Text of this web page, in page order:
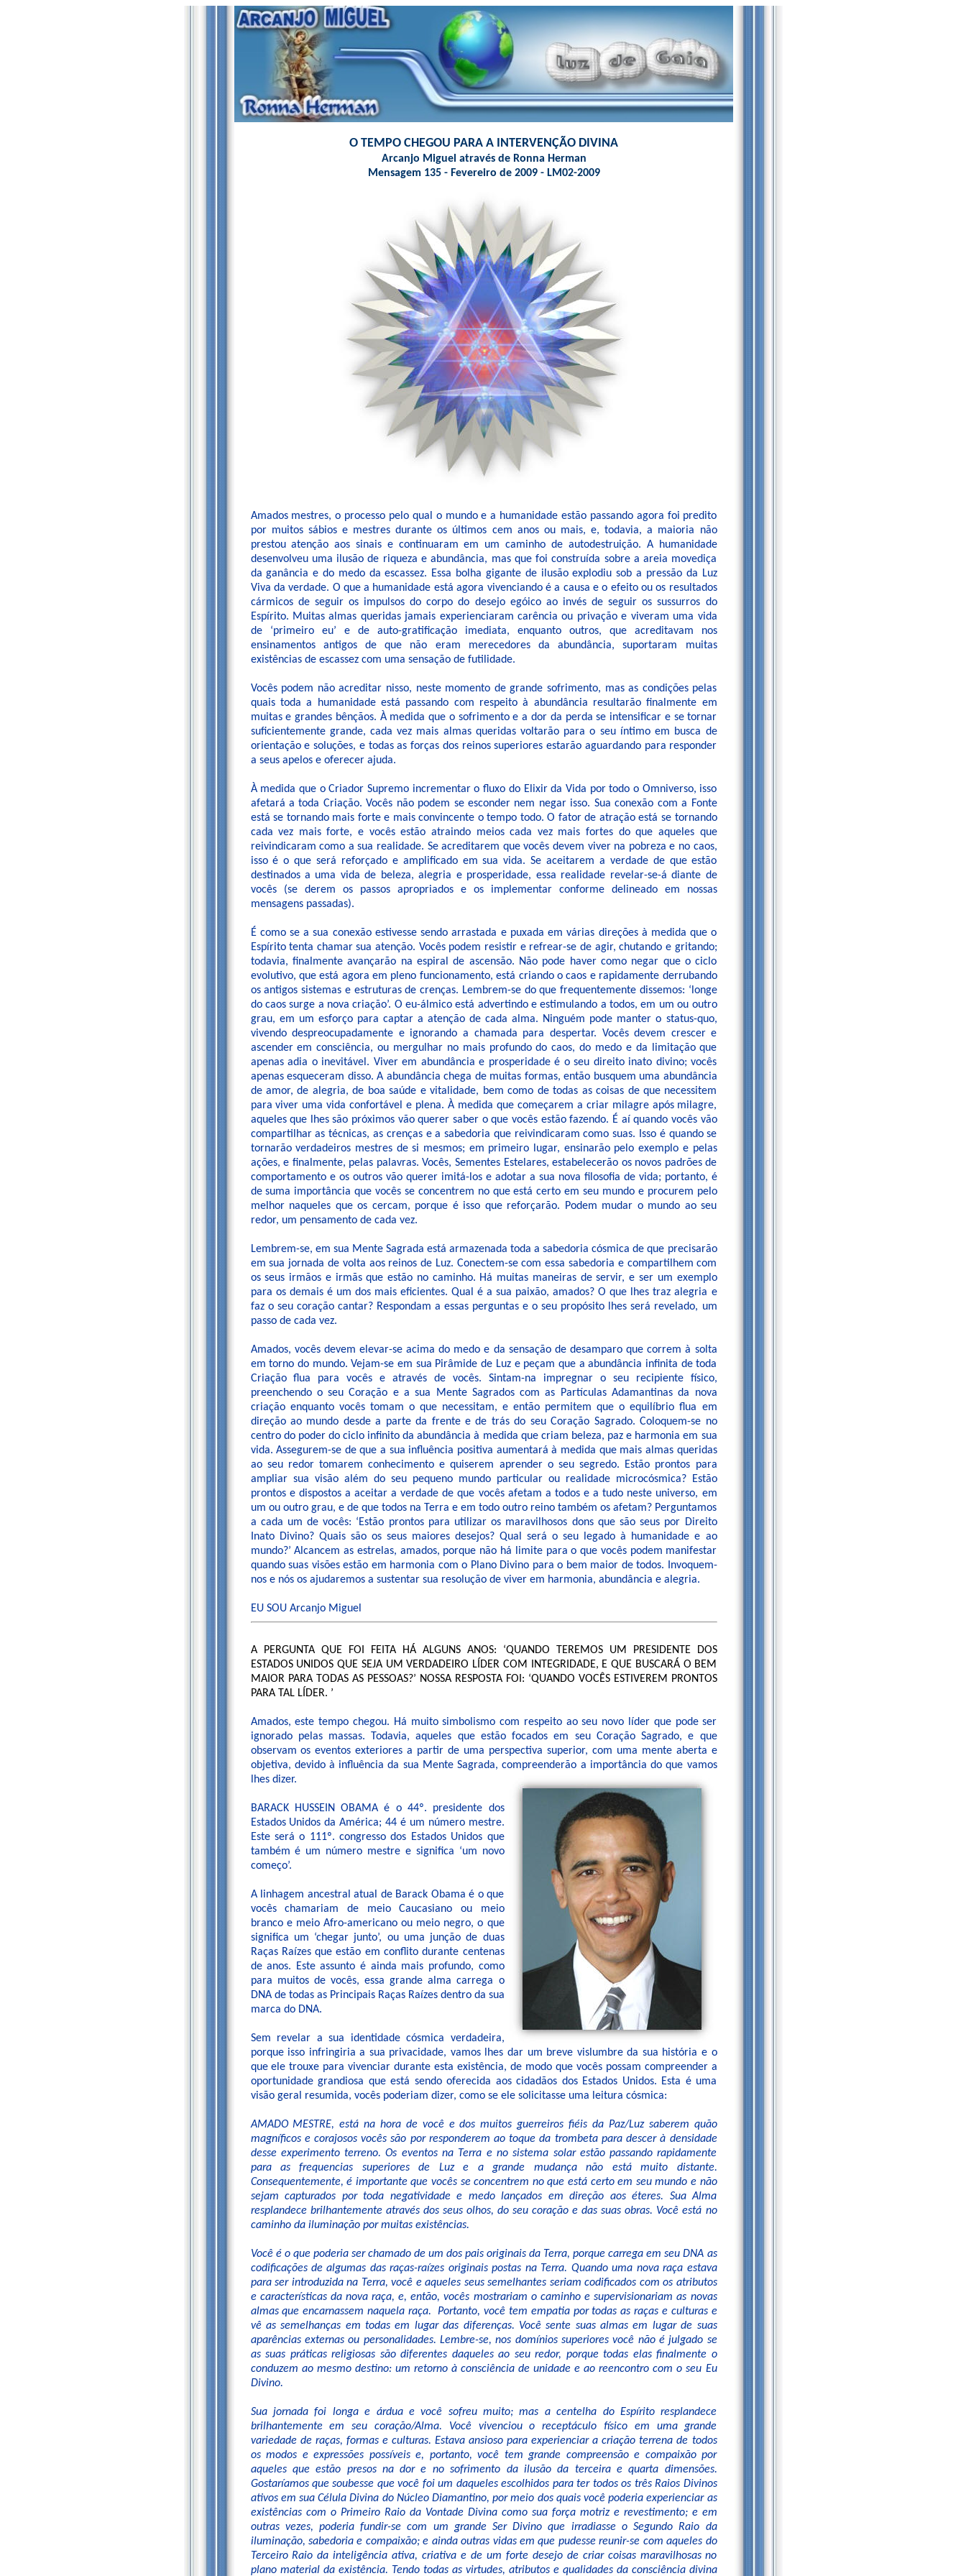
O TEMPO CHEGOU PARA A INTERVENÇÃO DIVINA
Arcanjo Miguel através de Ronna Herman
Mensagem 135 - Fevereiro de 2009 - LM02-2009
Amados mestres, o processo pelo qual o mundo e a humanidade estão passando agora foi predito
por muitos sábios e mestres durante os últimos cem anos ou mais, e, todavia, a maioria não
prestou atenção aos sinais e continuaram em um caminho de autodestruição. A humanidade
desenvolveu uma ilusão de riqueza e abundância, mas que foi construída sobre a areia movediça
da ganância e do medo da escassez. Essa bolha gigante de ilusão explodiu sob a pressão da Luz
Viva da verdade. O que a humanidade está agora vivenciando é a causa e o efeito ou os resultados
cármicos de seguir os impulsos do corpo do desejo egóico ao invés de seguir os sussurros do
Espírito. Muitas almas queridas jamais experienciaram carência ou privação e viveram uma vida
de ‘primeiro eu’ e de auto-gratificação imediata, enquanto outros, que acreditavam nos
ensinamentos antigos de que não eram merecedores da abundância, suportaram muitas
existências de escassez com uma sensação de futilidade.
Vocês podem não acreditar nisso, neste momento de grande sofrimento, mas as condições pelas
quais toda a humanidade está passando com respeito à abundância resultarão finalmente em
muitas e grandes bênçãos. À medida que o sofrimento e a dor da perda se intensificar e se tornar
suficientemente grande, cada vez mais almas queridas voltarão para o seu íntimo em busca de
orientação e soluções, e todas as forças dos reinos superiores estarão aguardando para responder
a seus apelos e oferecer ajuda.
À medida que o Criador Supremo incrementar o fluxo do Elixir da Vida por todo o Omniverso, isso
afetará a toda Criação. Vocês não podem se esconder nem negar isso. Sua conexão com a Fonte
está se tornando mais forte e mais convincente o tempo todo. O fator de atração está se tornando
cada vez mais forte, e vocês estão atraindo meios cada vez mais fortes do que aqueles que
reivindicaram como a sua realidade. Se acreditarem que vocês devem viver na pobreza e no caos,
isso é o que será reforçado e amplificado em sua vida. Se aceitarem a verdade de que estão
destinados a uma vida de beleza, alegria e prosperidade, essa realidade revelar-se-á diante de
vocês (se derem os passos apropriados e os implementar conforme delineado em nossas
mensagens passadas).
É como se a sua conexão estivesse sendo arrastada e puxada em várias direções à medida que o
Espírito tenta chamar sua atenção. Vocês podem resistir e refrear-se de agir, chutando e gritando;
todavia, finalmente avançarão na espiral de ascensão. Não pode haver como negar que o ciclo
evolutivo, que está agora em pleno funcionamento, está criando o caos e rapidamente derrubando
os antigos sistemas e estruturas de crenças. Lembrem-se do que frequentemente dissemos: ‘longe
do caos surge a nova criação’. O eu-álmico está advertindo e estimulando a todos, em um ou outro
grau, em um esforço para captar a atenção de cada alma. Ninguém pode manter o status-quo,
vivendo despreocupadamente e ignorando a chamada para despertar. Vocês devem crescer e
ascender em consciência, ou mergulhar no mais profundo do caos, do medo e da limitação que
apenas adia o inevitável. Viver em abundância e prosperidade é o seu direito inato divino; vocês
apenas esqueceram disso. A abundância chega de muitas formas, então busquem uma abundância
de amor, de alegria, de boa saúde e vitalidade, bem como de todas as coisas de que necessitem
para viver uma vida confortável e plena. À medida que começarem a criar milagre após milagre,
aqueles que lhes são próximos vão querer saber o que vocês estão fazendo. É aí quando vocês vão
compartilhar as técnicas, as crenças e a sabedoria que reivindicaram como suas. Isso é quando se
tornarão verdadeiros mestres de si mesmos; em primeiro lugar, ensinarão pelo exemplo e pelas
ações, e finalmente, pelas palavras. Vocês, Sementes Estelares, estabelecerão os novos padrões de
comportamento e os outros vão querer imitá-los e adotar a sua nova filosofia de vida; portanto, é
de suma importância que vocês se concentrem no que está certo em seu mundo e procurem pelo
melhor naqueles que os cercam, porque é isso que reforçarão. Podem mudar o mundo ao seu
redor, um pensamento de cada vez.
Lembrem-se, em sua Mente Sagrada está armazenada toda a sabedoria cósmica de que precisarão
em sua jornada de volta aos reinos de Luz. Conectem-se com essa sabedoria e compartilhem com
os seus irmãos e irmãs que estão no caminho. Há muitas maneiras de servir, e ser um exemplo
para os demais é um dos mais eficientes. Qual é a sua paixão, amados? O que lhes traz alegria e
faz o seu coração cantar? Respondam a essas perguntas e o seu propósito lhes será revelado, um
passo de cada vez.
Amados, vocês devem elevar-se acima do medo e da sensação de desamparo que correm à solta
em torno do mundo. Vejam-se em sua Pirâmide de Luz e peçam que a abundância infinita de toda
Criação flua para vocês e através de vocês. Sintam-na impregnar o seu recipiente físico,
preenchendo o seu Coração e a sua Mente Sagrados com as Partículas Adamantinas da nova
criação enquanto vocês tomam o que necessitam, e então permitem que o equilíbrio flua em
direção ao mundo desde a parte da frente e de trás do seu Coração Sagrado. Coloquem-se no
centro do poder do ciclo infinito da abundância à medida que criam beleza, paz e harmonia em sua
vida. Assegurem-se de que a sua influência positiva aumentará à medida que mais almas queridas
ao seu redor tomarem conhecimento e quiserem aprender o seu segredo. Estão prontos para
ampliar sua visão além do seu pequeno mundo particular ou realidade microcósmica? Estão
prontos e dispostos a aceitar a verdade de que vocês afetam a todos e a tudo neste universo, em
um ou outro grau, e de que todos na Terra e em todo outro reino também os afetam? Perguntamos
a cada um de vocês: ‘Estão prontos para utilizar os maravilhosos dons que são seus por Direito
Inato Divino? Quais são os seus maiores desejos? Qual será o seu legado à humanidade e ao
mundo?’ Alcancem as estrelas, amados, porque não há limite para o que vocês podem manifestar
quando suas visões estão em harmonia com o Plano Divino para o bem maior de todos. Invoquem-
nos e nós os ajudaremos a sustentar sua resolução de viver em harmonia, abundância e alegria.
EU SOU Arcanjo Miguel
A PERGUNTA QUE FOI FEITA HÁ ALGUNS ANOS: ‘QUANDO TEREMOS UM PRESIDENTE DOS
ESTADOS UNIDOS QUE SEJA UM VERDADEIRO LÍDER COM INTEGRIDADE, E QUE BUSCARÁ O BEM
MAIOR PARA TODAS AS PESSOAS?’ NOSSA RESPOSTA FOI: ‘QUANDO VOCÊS ESTIVEREM PRONTOS
PARA TAL LÍDER. ’
Amados, este tempo chegou. Há muito simbolismo com respeito ao seu novo líder que pode ser
ignorado pelas massas. Todavia, aqueles que estão focados em seu Coração Sagrado, e que
observam os eventos exteriores a partir de uma perspectiva superior, com uma mente aberta e
objetiva, devido à influência da sua Mente Sagrada, compreenderão a importância do que vamos
lhes dizer.
BARACK HUSSEIN OBAMA é o 44º. presidente dos
Estados Unidos da América; 44 é um número mestre.
Este será o 111º. congresso dos Estados Unidos que
também é um número mestre e significa ‘um novo
começo’.
A linhagem ancestral atual de Barack Obama é o que
vocês chamariam de meio Caucasiano ou meio
branco e meio Afro-americano ou meio negro, o que
significa um ‘chegar junto’, ou uma junção de duas
Raças Raízes que estão em conflito durante centenas
de anos. Este assunto é ainda mais profundo, como
para muitos de vocês, essa grande alma carrega o
DNA de todas as Principais Raças Raízes dentro da sua
marca do DNA.
Sem revelar a sua identidade cósmica verdadeira,
porque isso infringiria a sua privacidade, vamos lhes dar um breve vislumbre da sua história e o
que ele trouxe para vivenciar durante esta existência, de modo que vocês possam compreender a
oportunidade grandiosa que está sendo oferecida aos cidadãos dos Estados Unidos. Esta é uma
visão geral resumida, vocês poderiam dizer, como se ele solicitasse uma leitura cósmica:
AMADO MESTRE, está na hora de você e dos muitos guerreiros fiéis da Paz/Luz saberem quão
magníficos e corajosos vocês são por responderem ao toque da trombeta para descer à densidade
desse experimento terreno. Os eventos na Terra e no sistema solar estão passando rapidamente
para as frequencias superiores de Luz e a grande mudança não está muito distante.
Consequentemente, é importante que vocês se concentrem no que está certo em seu mundo e não
sejam capturados por toda negatividade e medo lançados em direção aos éteres. Sua Alma
resplandece brilhantemente através dos seus olhos, do seu coração e das suas obras. Você está no
caminho da iluminação por muitas existências.
Você é o que poderia ser chamado de um dos pais originais da Terra, porque carrega em seu DNA as
codificações de algumas das raças-raízes originais postas na Terra. Quando uma nova raça estava
para ser introduzida na Terra, você e aqueles seus semelhantes seriam codificados com os atributos
e características da nova raça, e, então, vocês mostrariam o caminho e supervisionariam as novas
almas que encarnassem naquela raça. Portanto, você tem empatia por todas as raças e culturas e
vê as semelhanças em todas em lugar das diferenças. Você sente suas almas em lugar de suas
aparências externas ou personalidades. Lembre-se, nos domínios superiores você não é julgado se
as suas práticas religiosas são diferentes daqueles ao seu redor, porque todas elas finalmente o
conduzem ao mesmo destino: um retorno à consciência de unidade e ao reencontro com o seu Eu
Divino.
Sua jornada foi longa e árdua e você sofreu muito; mas a centelha do Espírito resplandece
brilhantemente em seu coração/Alma. Você vivenciou o receptáculo físico em uma grande
variedade de raças, formas e culturas. Estava ansioso para experienciar a criação terrena de todos
os modos e expressões possíveis e, portanto, você tem grande compreensão e compaixão por
aqueles que estão presos na dor e no sofrimento da ilusão da terceira e quarta dimensões.
Gostaríamos que soubesse que você foi um daqueles escolhidos para ter todos os três Raios Divinos
ativos em sua Célula Divina do Núcleo Diamantino, por meio dos quais você poderia experienciar as
existências com o Primeiro Raio da Vontade Divina como sua força motriz e revestimento; e em
outras vezes, poderia fundir-se com um grande Ser Divino que irradiasse o Segundo Raio da
iluminação, sabedoria e compaixão; e ainda outras vidas em que pudesse reunir-se com aqueles do
Terceiro Raio da inteligência ativa, criativa e de um forte desejo de criar coisas maravilhosas no
plano material da existência. Tendo todas as virtudes, atributos e qualidades da consciência divina